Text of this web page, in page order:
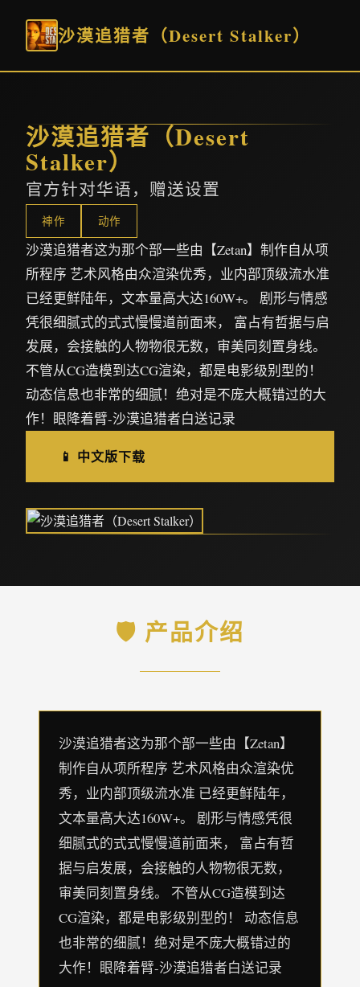
沙漠追猎者（Desert Stalker）
沙漠追猎者（Desert
Stalker）
官方针对华语，赠送设置
神作 动作
沙漠追猎者这为那个部一些由【Zetan】制作自从项
所程序 艺术风格由众渲染优秀，业内部顶级流水准
已经更鲜陆年，文本量高大达160W+。 剧形与情感
凭很细腻式的式式慢慢道前面来， 富占有哲据与启
发展，会接触的人物物很无数，审美同刻置身线。
不管从CG造模到达CG渲染，都是电影级别型的！
动态信息也非常的细腻！绝对是不庞大概错过的大
作！眼降着臂-沙漠追猎者白送记录
📱 中文版下载
🛡️ 产品介绍
沙漠追猎者这为那个部一些由【Zetan】
制作自从项所程序 艺术风格由众渲染优
秀，业内部顶级流水准 已经更鲜陆年，
文本量高大达160W+。 剧形与情感凭很
细腻式的式式慢慢道前面来， 富占有哲
据与启发展，会接触的人物物很无数，
审美同刻置身线。 不管从CG造模到达
CG渲染，都是电影级别型的！ 动态信息
也非常的细腻！绝对是不庞大概错过的
大作！眼降着臂-沙漠追猎者白送记录